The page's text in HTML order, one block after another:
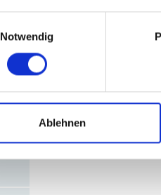
Notwendig
Ablehnen